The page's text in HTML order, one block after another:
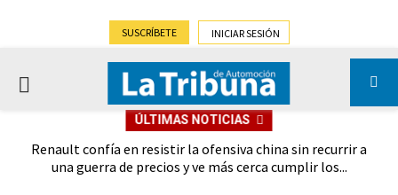
SUSCRÍBETE INICIAR SESIÓN
PRIMARY
ÚLTIMAS NOTICIAS
Renault confía en resistir la ofensiva china sin recurrir a
una guerra de precios y ve más cerca cumplir los...